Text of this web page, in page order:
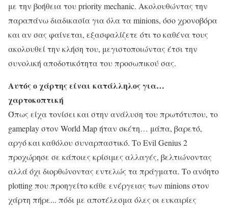
με την βοήθεια του priority mechanic. Ακολουθώντας την
παραπάνω διαδικασία για όλα τα minions, όσο χρονοβόρα
και αν σας φαίνεται, εξασφαλίζετε ότι το καθένα τους
ακολουθεί την κλήση του, μεγιστοποιώντας έτσι την
συνολική αποδοτικότητα του προσωπικού σας.
Αυτός ο χάρτης είναι κατάλληλος για…
χαρτοκοπτική
Όπως είχα τονίσει και στην ανάλυση του πρωτότυπου, το
gameplay στον World Map ήταν σκέτη… μάπα, βαρετό,
αργό και καθόλου συναρπαστικό. Το Evil Genius 2
προχώρησε σε κάποιες κρίσιμες αλλαγές, βελτιώνοντας
αλλά όχι διορθώνοντας εντελώς τα πράγματα. Το ανόητο
plotting που προηγείτο κάθε ενέργειας των minions στον
χάρτη πήρε... πόδι με αποτέλεσμα όλες οι ευκαιρίες